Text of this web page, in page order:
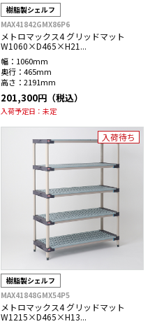
樹脂製シェルフ
MAX41842GMX86P6
メトロマックス4 グリッドマット
W1060×D465×H21...
幅： 1060mm
奥行： 465mm
高さ： 2191mm
201,300円（税込）
入荷予定日： 未定
入荷待ち
樹脂製シェルフ
MAX41848GMX54P5
メトロマックス4 グリッドマット
W1215×D465×H13...